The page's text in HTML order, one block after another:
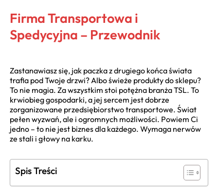
Firma Transportowa i
Spedycyjna – Przewodnik
Zastanawiasz się, jak paczka z drugiego końca świata
trafia pod Twoje drzwi? Albo świeże produkty do sklepu?
To nie magia. Za wszystkim stoi potężna branża TSL. To
krwiobieg gospodarki, a jej sercem jest dobrze
zorganizowane przedsiębiorstwo transportowe. Świat
pełen wyzwań, ale i ogromnych możliwości. Powiem Ci
jedno – to nie jest biznes dla każdego. Wymaga nerwów
ze stali i głowy na karku.
Spis Treści